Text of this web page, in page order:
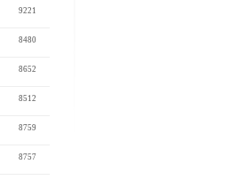
9221
8480
8652
8512
8759
8757